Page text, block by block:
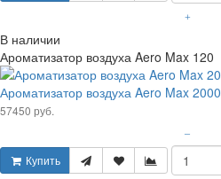
+
В наличии
Ароматизатор воздуха Aero Max 120
Ароматизатор воздуха Aero Max 2000
57450 руб.
Купить
–